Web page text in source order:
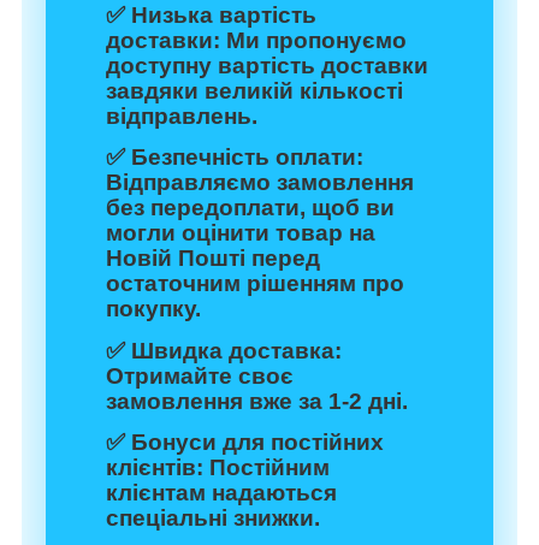
✅ Низька вартість
доставки: Ми пропонуємо
доступну вартість доставки
завдяки великій кількості
відправлень.
✅ Безпечність оплати:
Відправляємо замовлення
без передоплати, щоб ви
могли оцінити товар на
Новій Пошті перед
остаточним рішенням про
покупку.
✅ Швидка доставка:
Отримайте своє
замовлення вже за 1-2 дні.
✅ Бонуси для постійних
клієнтів: Постійним
клієнтам надаються
спеціальні знижки.